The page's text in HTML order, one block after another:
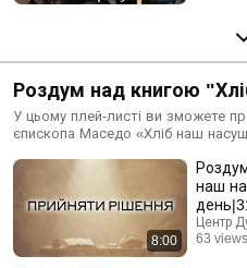
Роздум над книгою
У цьому плей-листі ви зможете
єпископа Маседо «Хліб наш
8:00
наш
Центр
63 views